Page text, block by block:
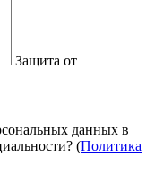
Защита от
данных в
(Политика